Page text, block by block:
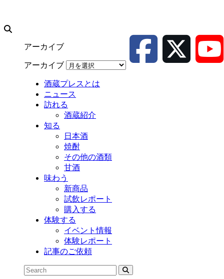
アーカイブ
アーカイブ
酒蔵プレスとは
ニュース
訪れる
酒蔵紹介
知る
日本酒
焼酎
その他の酒類
甘酒
味わう
新商品
試飲レポート
購入する
体験する
イベント情報
体験レポート
記事のご依頼